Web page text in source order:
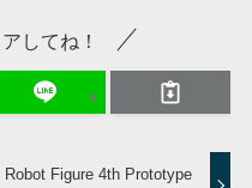
してね！
Robot Figure 4th Prototype